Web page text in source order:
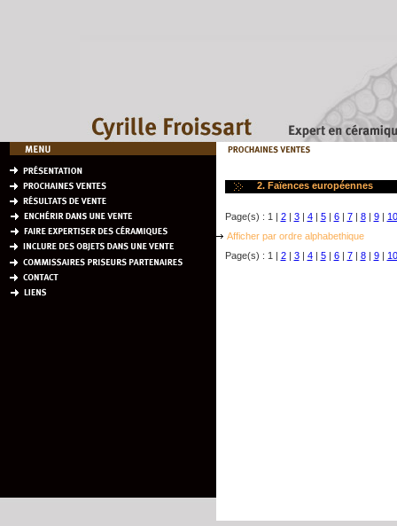
2. Faïences européennes
Page(s) : 1 | 2| 3| 4| 5| 6| 7| 8| 9| 10
Afficher par ordre alphabethique
Page(s) : 1 | 2| 3| 4| 5| 6| 7| 8| 9| 10